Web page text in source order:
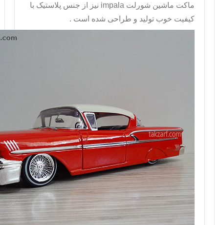
ماکت ماشین شورلت impala نیز از جنس پلاستیک با
کیفیت خوب تولید و طراحی شده است .